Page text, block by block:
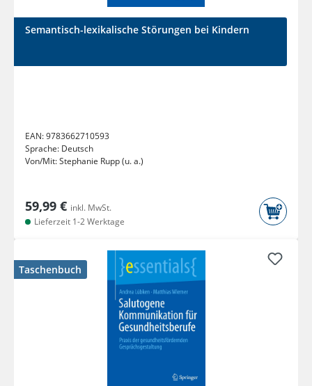
Semantisch-lexikalische Störungen bei Kindern
EAN:9783662710593
Sprache: Deutsch
Von/Mit:Stephanie Rupp (u. a.)
59,99 € inkl. MwSt.
Lieferzeit 1-2 Werktage
Taschenbuch